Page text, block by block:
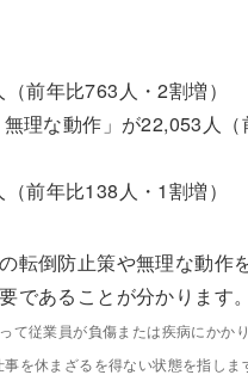
前年比763人・2割増）
理な動作」が22,053人（
前年比138人・1割増）
転倒防止策や無理な動作
であることが分かります
て従業員が負傷または疾病にかか
を休まざるを得ない状態を指しま